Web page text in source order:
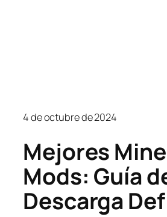
4 de octubre de 2024
Mejores
Mods: Guía
Descarga